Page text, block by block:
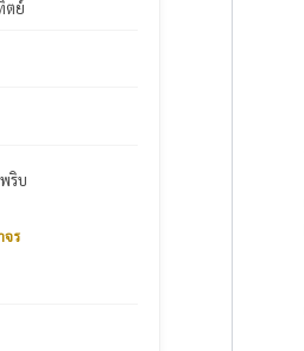
ตย์
ริบ
ร